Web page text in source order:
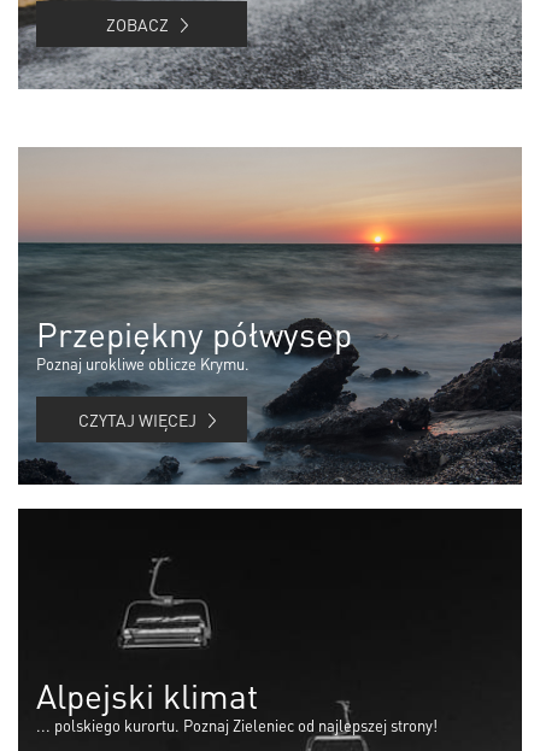
ZOBACZ
Przepiękny półwysep
Poznaj urokliwe oblicze Krymu.
CZYTAJ WIĘCEJ
Alpejski klimat
... polskiego kurortu. Poznaj Zieleniec od najlepszej strony!